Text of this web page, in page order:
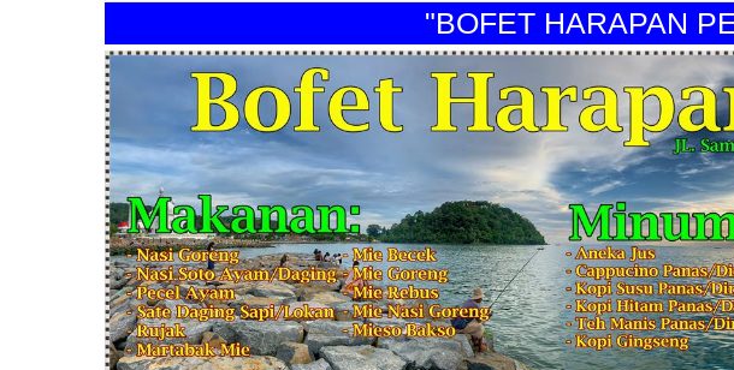
"BOFET HARAPAN PERI"